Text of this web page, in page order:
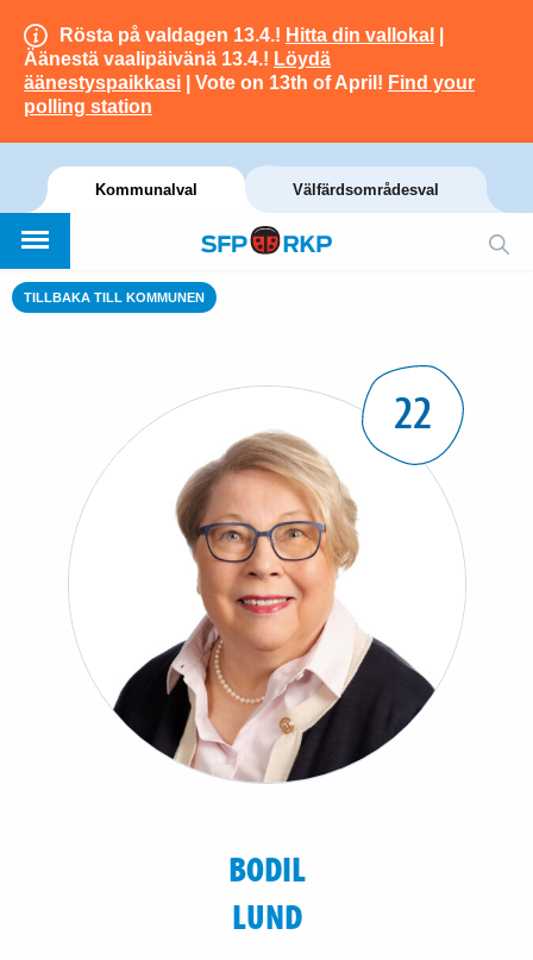
Rösta på valdagen 13.4.! Hitta din vallokal
Äänestä vaalipäivänä 13.4.! Löydä
äänestyspaikkasi | Vote on 13th of April! Find your
polling station
Kommunalval Välfärdsområdesval
TILLBAKA TILL KOMMUNEN
22
BODIL
LUND